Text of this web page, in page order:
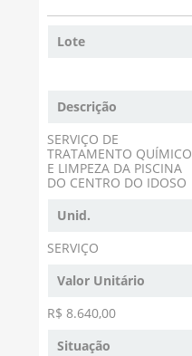
Lote
Descrição
SERVIÇO DE
TRATAMENTO QUÍMICO
E LIMPEZA DA PISCINA
DO CENTRO DO IDOSO
Unid.
SERVIÇO
Valor Unitário
R$ 8.640,00
Situação